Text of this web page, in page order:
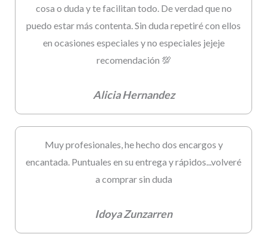
cosa o duda y te facilitan todo. De verdad que no
puedo estar más contenta. Sin duda repetiré con ellos
en ocasiones especiales y no especiales jejeje
recomendación 💯
Alicia Hernandez
Muy profesionales, he hecho dos encargos y
encantada. Puntuales en su entrega y rápidos...volveré
a comprar sin duda
Idoya Zunzarren